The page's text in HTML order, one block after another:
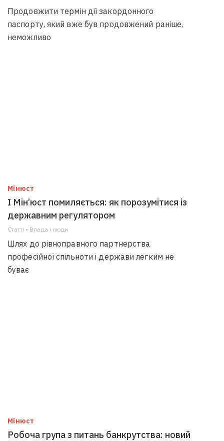
Продовжити термін дії закордонного
паспорту, який вже був продовжений раніше,
неможливо
Мінюст
І Мін’юст помиляється: як порозумітися із
державним регулятором
Статті • Влада i люди
Шлях до рівноправного партнерства
професійної спільноти і держави легким не
буває
Мінюст
Робоча група з питань банкрутства: новий